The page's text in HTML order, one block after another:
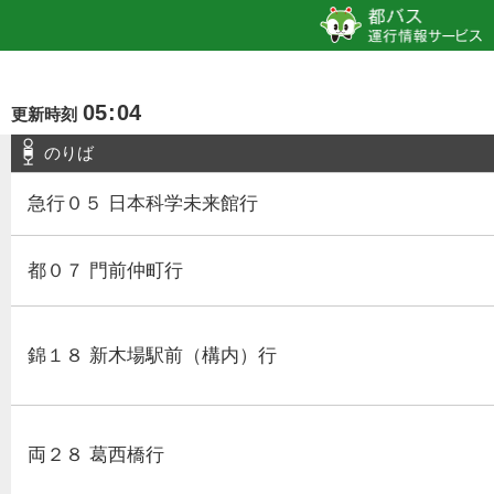
更新時刻 05:04
のりば
急行０５ 日本科学未来館行
都０７ 門前仲町行
錦１８ 新木場駅前（構内）行
両２８ 葛西橋行